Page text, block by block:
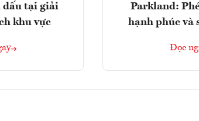
dấu tại giải
khu vực
Parkland:
hạnh phúc và
Đọc